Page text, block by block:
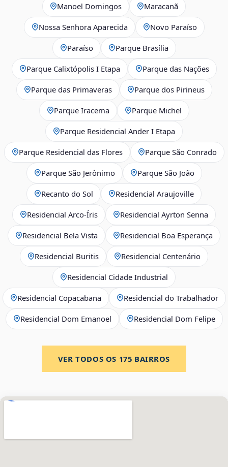
Manoel Domingos Maracanã
Nossa Senhora Aparecida Novo Paraíso
Paraíso Parque Brasília
Parque Calixtópolis I Etapa Parque das Nações
Parque das Primaveras Parque dos Pirineus
Parque Iracema Parque Michel
Parque Residencial Ander I Etapa
Parque Residencial das Flores Parque São Conrado
Parque São Jerônimo Parque São João
Recanto do Sol Residencial Araujoville
Residencial Arco‑Íris Residencial Ayrton Senna
Residencial Bela Vista Residencial Boa Esperança
Residencial Buritis Residencial Centenário
Residencial Cidade Industrial
Residencial Copacabana Residencial do Trabalhador
Residencial Dom Emanoel Residencial Dom Felipe
VER TODOS OS 175 BAIRROS